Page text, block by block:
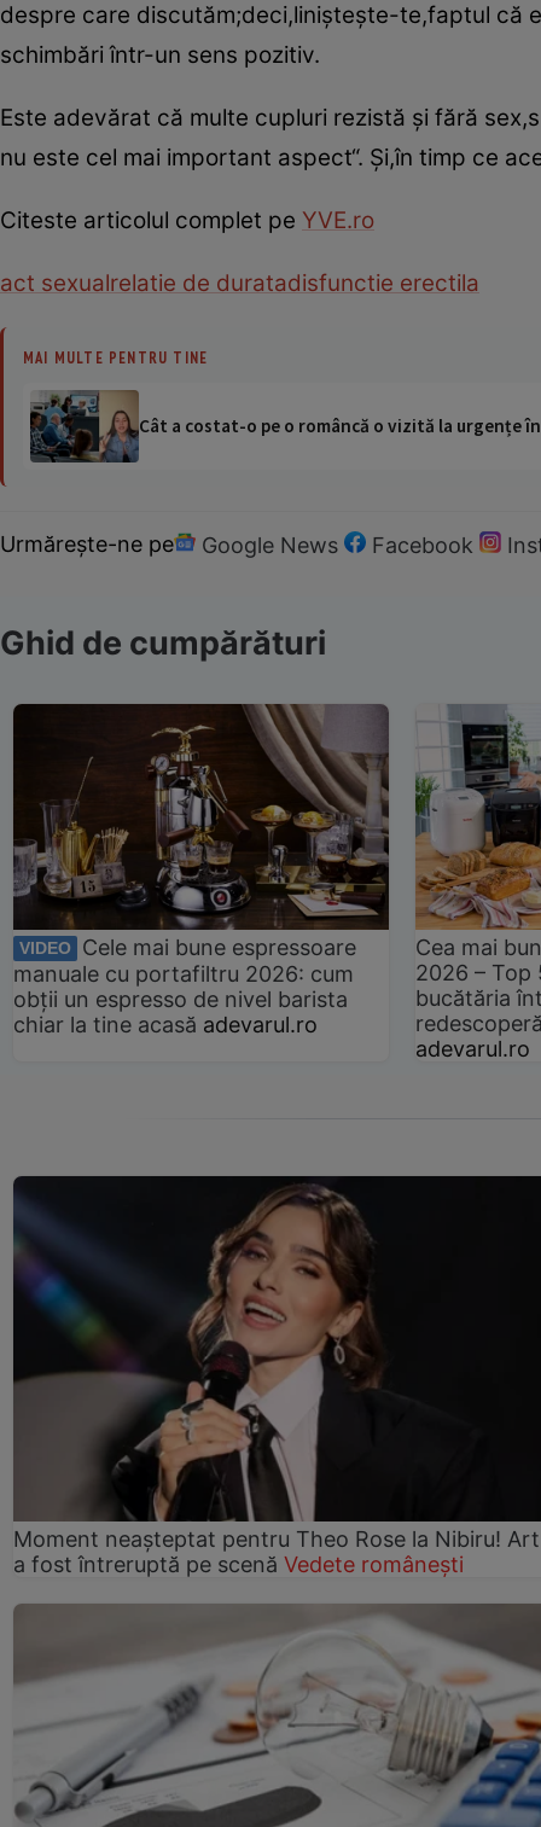
despre care discutăm;deci,linişteşte-te,faptul că
schimbări într-un sens pozitiv.
Este adevărat că multe cupluri rezistă şi fără
nu este cel mai important aspect“. Şi,în timp ce
Citeste articolul complet pe YVE.ro
act sexualrelatie de duratadisfunctie erectila
MAI MULTE PENTRU TINE
Cât a costat-o pe o româncă o vizită la urgențe
Urmărește-ne pe Google News Facebook
Ghid de cumpărături
VIDEO
Cele mai bune espressoare
manuale cu portafiltru 2026: cum
obții un espresso de nivel barista
chiar la tine acasă adevarul.ro
Cea mai
2026 –
bucătăria
adevarul.ro
Moment neașteptat pentru Theo Rose la Nibiru!
a fost întreruptă pe scenă Vedete românești